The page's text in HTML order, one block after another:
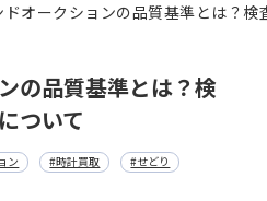
ドオークションの品質基準とは？
の品質基準とは？検
ついて
ン #時計買取
#せどり